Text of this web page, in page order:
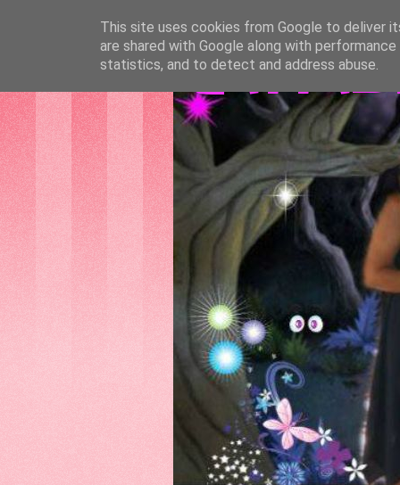
This site uses cookies from Google to deliver
are shared with Google along with
statistics, and to detect and address abuse.